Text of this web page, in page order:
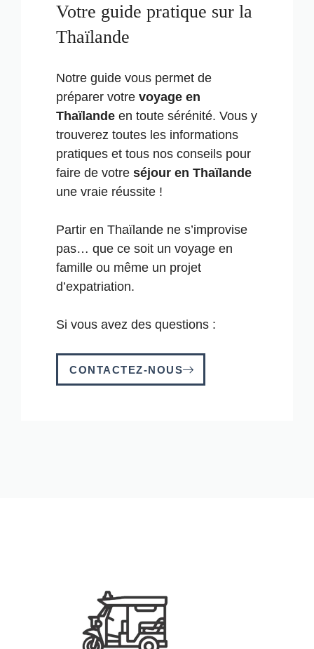
Votre guide pratique sur la
Thaïlande
Notre guide vous permet de
préparer votre voyage en
Thaïlande en toute sérénité. Vous y
trouverez toutes les informations
pratiques et tous nos conseils pour
faire de votre séjour en Thaïlande
une vraie réussite !
Partir en Thaïlande ne s’improvise
pas… que ce soit un voyage en
famille ou même un projet
d’expatriation.
Si vous avez des questions :
CONTACTEZ-NOUS